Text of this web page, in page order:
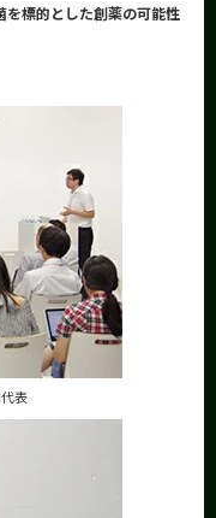
を標的とした創薬の可能性
表